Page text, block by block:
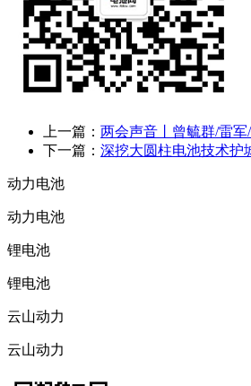
上一篇： 两会声音丨曾毓群/雷
下一篇： 深挖大圆柱电池技术护
动力电池
动力电池
锂电池
锂电池
云山动力
云山动力